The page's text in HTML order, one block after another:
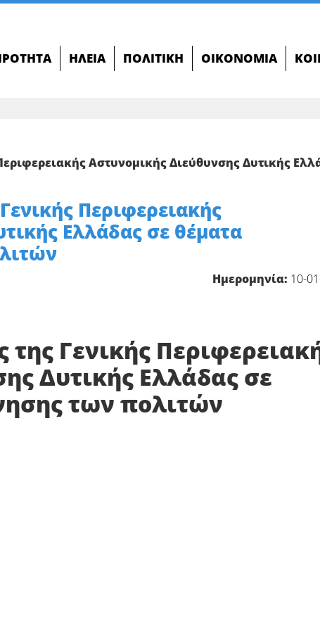
ΗΛΕΊΑ ΠΟΛΙΤΙΚΉ ΟΙΚΟΝΟΜΊΑ
Αστυνομικής Διεύθυνσης Δυτικής
Περιφερειακής
Ελλάδας σε θέματα
Ημερομηνία: 10-
Γενικής
Δυτικής Ελλάδας σε
των πολιτών